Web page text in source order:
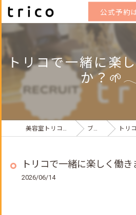
公式予約
トリコで一緒に楽
か？
美容室トリコ荻窪店 ブログ トリ
トリコで一緒に楽しく働
2026/06/14